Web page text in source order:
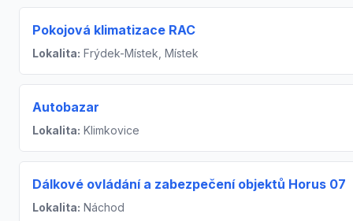
Pokojová klimatizace RAC
Lokalita: Frýdek-Místek, Místek
Autobazar
Lokalita: Klimkovice
Dálkové ovládání a zabezpečení objektů Horus 07
Lokalita: Náchod